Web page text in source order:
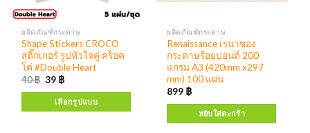
ผลิตภัณฑ์กระดาษ
Renaissance เรนาซอง
กระดาษร้อยปอนด์ 200
แกรม A3 (420mm x297
mm) 100 แผ่น
899 ฿
หยิบใส่ตะกร้า
ผลิตภัณฑ์กระดาษ
Shape Stickers CROCO
สติ๊กเกอร์ รูปหัวใจคู่ คร็อค
โค่ #Double Heart
40฿ 39 ฿
เลือกรูปแบบ